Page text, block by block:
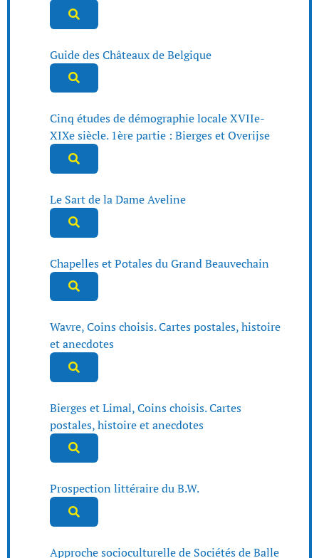
Guide des Châteaux de Belgique
Cinq études de démographie locale XVIIe-
XIXe siècle. 1ère partie : Bierges et Overijse
Le Sart de la Dame Aveline
Chapelles et Potales du Grand Beauvechain
Wavre, Coins choisis. Cartes postales, histoire
et anecdotes
Bierges et Limal, Coins choisis. Cartes
postales, histoire et anecdotes
Prospection littéraire du B.W.
Approche socioculturelle de Sociétés de Balle